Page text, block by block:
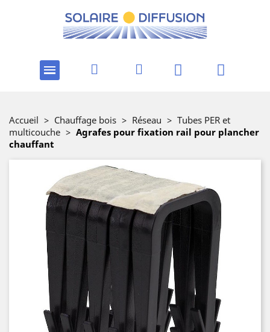
Accueil > Chauffage bois > Réseau > Tubes PER et
multicouche > Agrafes pour fixation rail pour plancher
chauffant